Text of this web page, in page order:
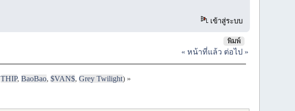
เข้าสู่ระบบ
พิมพ์
« หน้าที่แล้ว ต่อไป »
THIP, BaoBao, $VAN$, Grey Twilight) »